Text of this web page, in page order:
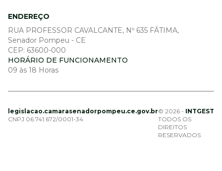
ENDEREÇO
RUA PROFESSOR CAVALCANTE, Nº 635 FÁTIMA,
Senador Pompeu - CE
CEP: 63600-000
HORÁRIO DE FUNCIONAMENTO
09 às 18 Horas
legislacao.camarasenadorpompeu.ce.gov.br
CNPJ 06.741.672/0001-34
© 2026 - INTGEST
TODOS OS
DIREITOS
RESERVADOS